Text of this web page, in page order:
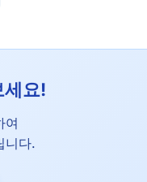
세요!
여
니다.